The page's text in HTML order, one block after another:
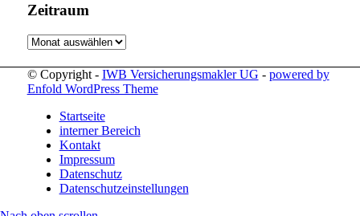
Zeitraum
Zeitraum
© Copyright - IWB Versicherungsmakler UG - powered by
Enfold WordPress Theme
Startseite
interner Bereich
Kontakt
Impressum
Datenschutz
Datenschutzeinstellungen